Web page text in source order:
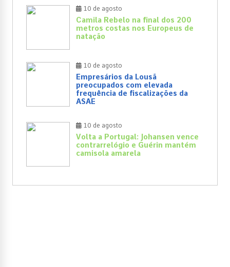
10 de agosto
Camila Rebelo na final dos 200
metros costas nos Europeus de
natação
10 de agosto
Empresários da Lousã
preocupados com elevada
frequência de fiscalizações da
ASAE
10 de agosto
Volta a Portugal: Johansen vence
contrarrelógio e Guérin mantém
camisola amarela